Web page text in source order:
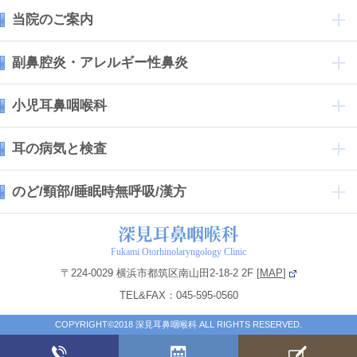
当院のご案内
副鼻腔炎・アレルギー性鼻炎
小児耳鼻咽喉科
耳の病気と検査
のど/頸部/睡眠時無呼吸/漢方
Fukami Otorhinolaryngology Clinic
〒224-0029 横浜市都筑区南山田2-18-2 2F [MAP]
TEL&FAX：045-595-0560
COPYRIGHT©2018 深見耳鼻咽喉科 ALL RIGHTS RESERVED.